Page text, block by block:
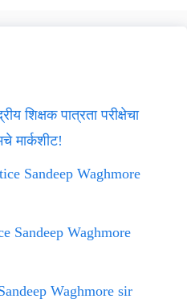
शिक्षक पात्रता परीक्षेचा
मार्कशीट!
Sandeep Waghmore
Sandeep Waghmore
Waghmore sir